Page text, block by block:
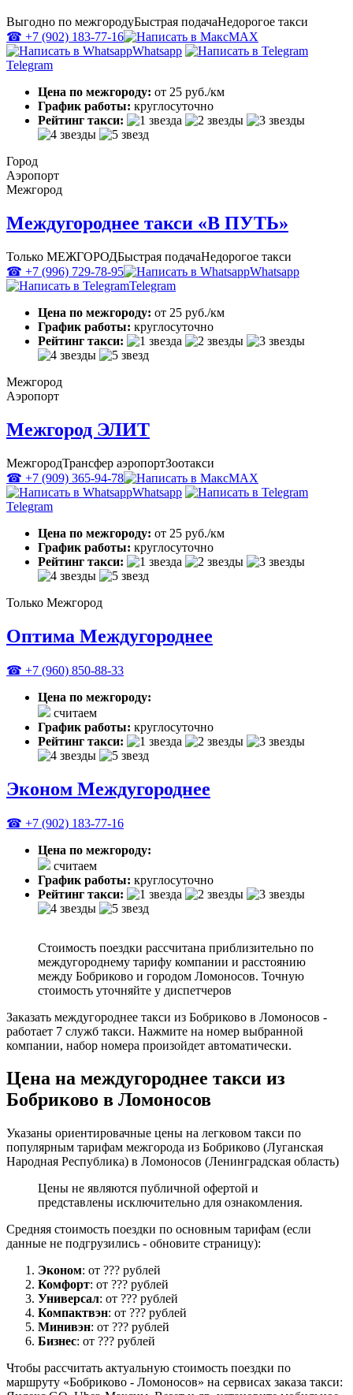
Выгодно по межгородуБыстрая подачаНедорогое такси
☎ +7 (902) 183-77-16
MAX
Whatsapp
Telegram
Цена по межгороду: от 25 руб./км
График работы: круглосуточно
Рейтинг такси:
Город
Аэропорт
Межгород
Междугороднее такси «В ПУТЬ»
Только МЕЖГОРОДБыстрая подачаНедорогое такси
☎ +7 (996) 729-78-95
Whatsapp
Telegram
Цена по межгороду: от 25 руб./км
График работы: круглосуточно
Рейтинг такси:
Межгород
Аэропорт
Межгород ЭЛИТ
МежгородТрансфер аэропортЗоотакси
☎ +7 (909) 365-94-78
MAX
Whatsapp
Telegram
Цена по межгороду: от 25 руб./км
График работы: круглосуточно
Рейтинг такси:
Только Межгород
Оптима Междугороднее
☎ +7 (960) 850-88-33
Цена по межгороду:
считаем
График работы: круглосуточно
Рейтинг такси:
Эконом Междугороднее
☎ +7 (902) 183-77-16
Цена по межгороду:
считаем
График работы: круглосуточно
Рейтинг такси:
Стоимость поездки рассчитана приблизительно по
междугороднему тарифу компании и расстоянию
между Бобриково и городом Ломоносов. Точную
стоимость уточняйте у диспетчеров
Заказать междугороднее такси из Бобриково в Ломоносов -
работает 7 служб такси. Нажмите на номер выбранной
компании, набор номера произойдет автоматически.
Цена на междугороднее такси из
Бобриково в Ломоносов
Указаны ориентировачные цены на легковом такси по
популярным тарифам межгорода из Бобриково (Луганская
Народная Республика) в Ломоносов (Ленинградская область)
Цены не являются публичной офертой и
представлены исключительно для ознакомления.
Средняя стоимость поездки по основным тарифам (если
данные не подгрузились - обновите страницу):
Эконом: от ??? рублей
Комфорт: от ??? рублей
Универсал: от ??? рублей
Компактвэн: от ??? рублей
Минивэн: от ??? рублей
Бизнес: от ??? рублей
Чтобы рассчитать актуальную стоимость поездки по
маршруту «Бобриково - Ломоносов» на сервисах заказа такси: